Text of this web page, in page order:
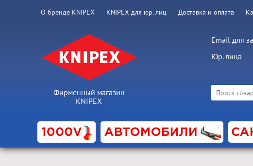
О бренде KNIPEX KNIPEX для юр. лиц Доставка и оплата
Фирменный магазин
KNIPEX
Email для
Юр. лица